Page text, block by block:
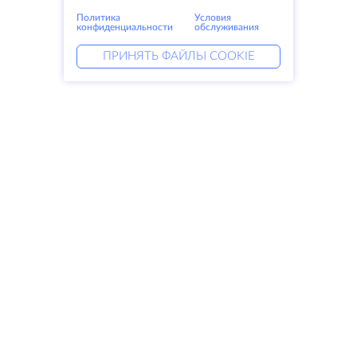
Политика
конфиденциальности
Условия
обслуживания
ПРИНЯТЬ ФАЙЛЫ COOKIE